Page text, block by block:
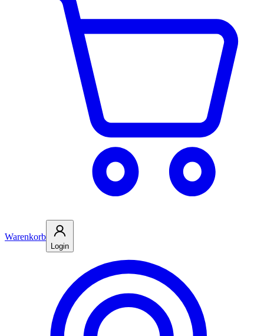
Warenkorb
Login